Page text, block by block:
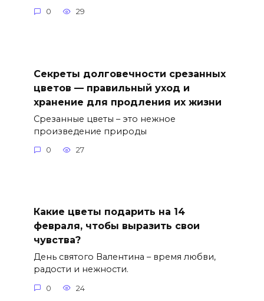
0 29
Секреты долговечности срезанных
цветов — правильный уход и
хранение для продления их жизни
Срезанные цветы – это нежное
произведение природы
0 27
Какие цветы подарить на 14
февраля, чтобы выразить свои
чувства?
День святого Валентина – время любви,
радости и нежности.
0 24